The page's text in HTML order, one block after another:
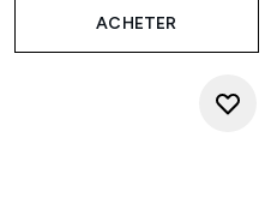
ACHETER